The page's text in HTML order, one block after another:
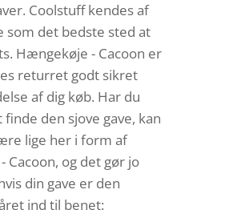
Coolstuff kendes af
som det bedste sted at
Hængekøje - Cacoon er
returret godt sikret
af dig køb. Har du
den sjove gave, kan
lige her i form af
Cacoon, og det gør jo
din gave er den
ind til benet: